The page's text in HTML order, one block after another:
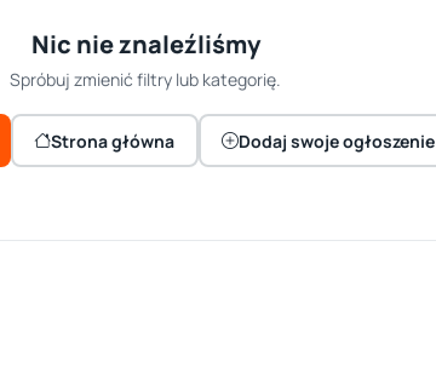
Nic nie znaleźliśmy
Spróbuj zmienić filtry lub kategorię.
Strona główna Dodaj swoje ogłoszenie